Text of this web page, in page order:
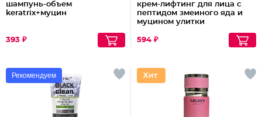
шампунь-объем
keratrix+муцин
393 ₽
крем-лифтинг для лица с
пептидом змеиного яда и
муцином улитки
594 ₽
Рекомендуем